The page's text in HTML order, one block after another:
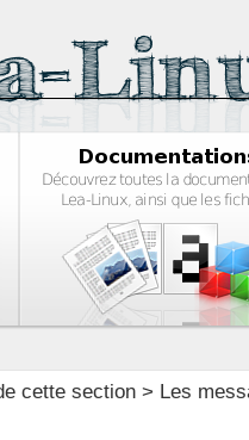
cette section> Les